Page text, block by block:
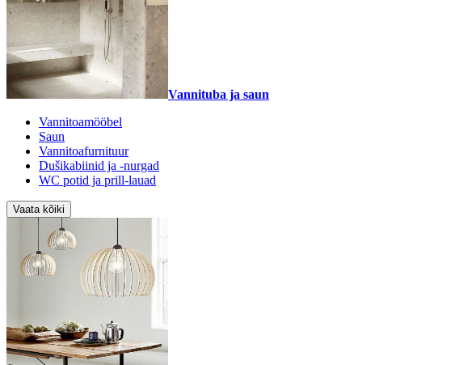
Vannituba ja saun
Vannitoamööbel
Saun
Vannitoafurnituur
Dušikabiinid ja -nurgad
WC potid ja prill-lauad
Vaata kõiki